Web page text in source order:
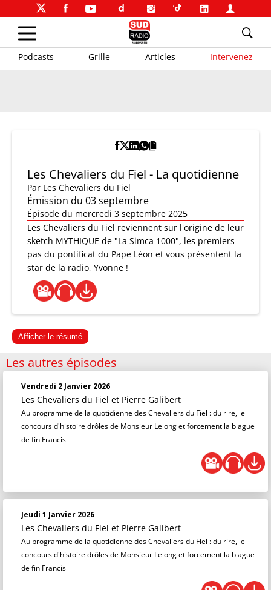
Podcasts Grille Articles Intervenez
Les Chevaliers du Fiel - La quotidienne
Par Les Chevaliers du Fiel
Émission du 03 septembre
Épisode du mercredi 3 septembre 2025
Les Chevaliers du Fiel reviennent sur l'origine de leur
sketch MYTHIQUE de "La Simca 1000", les premiers
pas du pontificat du Pape Léon et vous présentent la
star de la radio, Yvonne !
Afficher le résumé
Les autres épisodes
Vendredi 2 Janvier 2026
Les Chevaliers du Fiel et Pierre Galibert
Au programme de la quotidienne des Chevaliers du Fiel : du rire, le
concours d'histoire drôles de Monsieur Lelong et forcement la blague
de fin Francis
Jeudi 1 Janvier 2026
Les Chevaliers du Fiel et Pierre Galibert
Au programme de la quotidienne des Chevaliers du Fiel : du rire, le
concours d'histoire drôles de Monsieur Lelong et forcement la blague
de fin Francis